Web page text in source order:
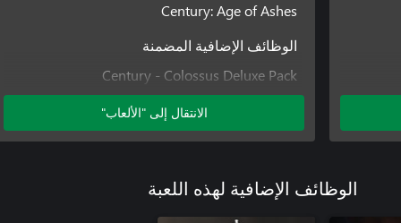
Century: Age of Ashes
الوظائف الإضافية المضمنة
Century - Colossus Deluxe Pack
الانتقال إلى "الألعاب"
الوظائف الإضافية لهذه اللعبة